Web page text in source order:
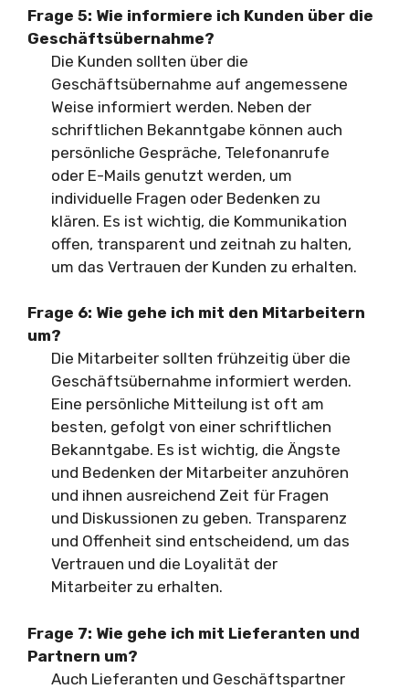
Frage 5: Wie informiere ich Kunden über die
Geschäftsübernahme?
Die Kunden sollten über die
Geschäftsübernahme auf angemessene
Weise informiert werden. Neben der
schriftlichen Bekanntgabe können auch
persönliche Gespräche, Telefonanrufe
oder E-Mails genutzt werden, um
individuelle Fragen oder Bedenken zu
klären. Es ist wichtig, die Kommunikation
offen, transparent und zeitnah zu halten,
um das Vertrauen der Kunden zu erhalten.
Frage 6: Wie gehe ich mit den Mitarbeitern
um?
Die Mitarbeiter sollten frühzeitig über die
Geschäftsübernahme informiert werden.
Eine persönliche Mitteilung ist oft am
besten, gefolgt von einer schriftlichen
Bekanntgabe. Es ist wichtig, die Ängste
und Bedenken der Mitarbeiter anzuhören
und ihnen ausreichend Zeit für Fragen
und Diskussionen zu geben. Transparenz
und Offenheit sind entscheidend, um das
Vertrauen und die Loyalität der
Mitarbeiter zu erhalten.
Frage 7: Wie gehe ich mit Lieferanten und
Partnern um?
Auch Lieferanten und Geschäftspartner